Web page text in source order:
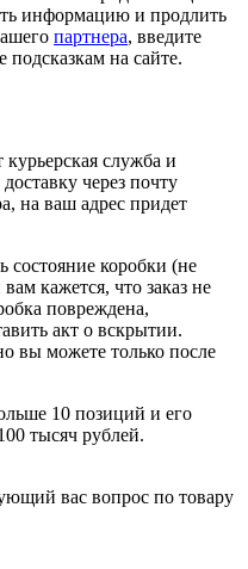
информацию и продлить
партнера, введите
подсказкам на сайте.
служба и
через почту
на ваш адрес придет
состояние коробки (не
кажется, что заказ не
повреждена,
акт о вскрытии.
вы можете только после
10 позиций и его
тысяч рублей.
вас вопрос по товару